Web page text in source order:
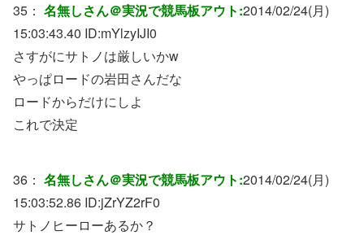
35： 名無しさん＠実況で競馬板アウト:2014/02/24(月)
15:03:43.40 ID:mYlzyIJI0
さすがにサトノは厳しいかw
やっぱロードの岩田さんだな
ロードからだけにしよ
これで決定
36： 名無しさん＠実況で競馬板アウト:2014/02/24(月)
15:03:52.86 ID:jZrYZ2rF0
サトノヒーローあるか？